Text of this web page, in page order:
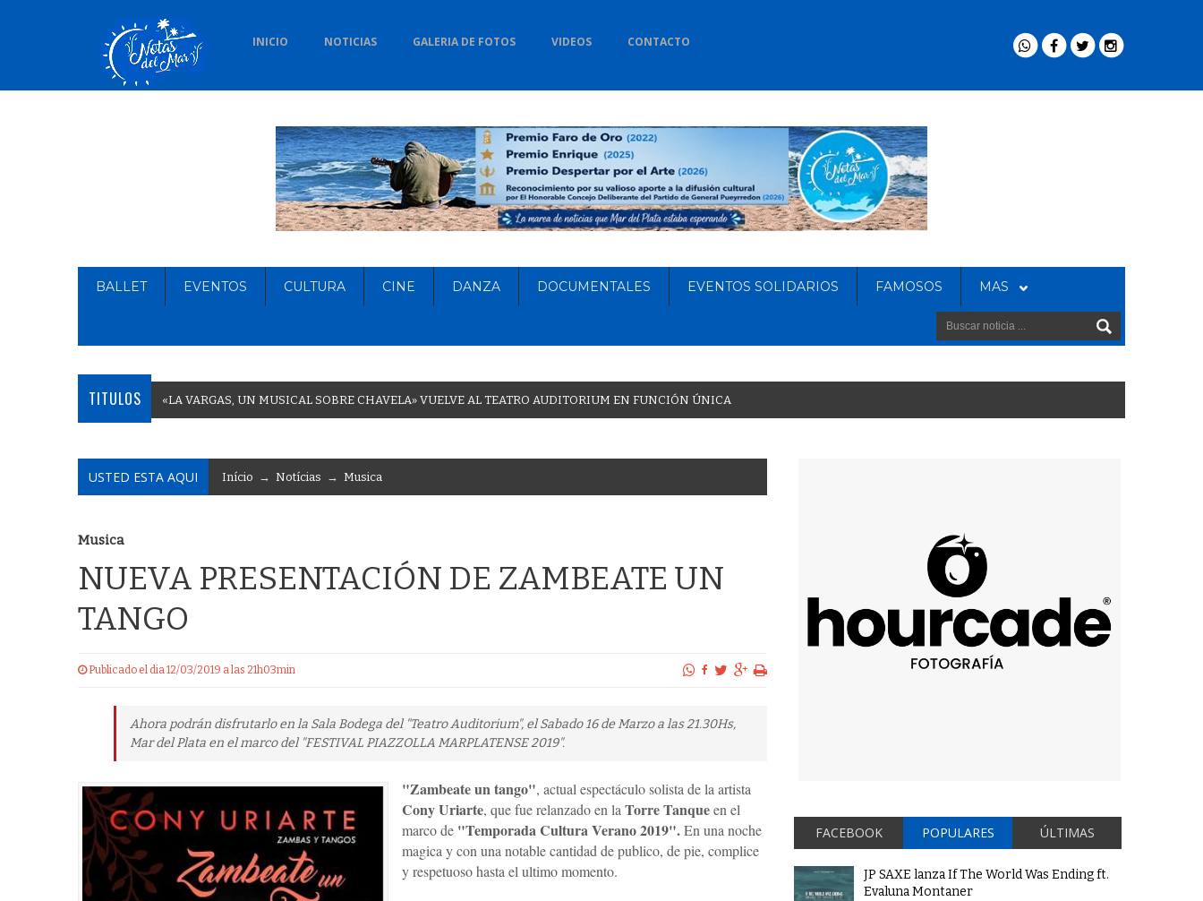
INICIO NOTICIAS GALERIA DE FOTOS VIDEOS CONTACTO
BALLET EVENTOS CULTURA CINE DANZA DOCUMENTALES EVENTOS SOLIDARIOS FAMOSOS MAS
TITULOS «LA VARGAS, UN MUSICAL SOBRE CHAVELA» VUELVE AL TEATRO AUDITORIUM EN FUNCIÓN ÚNICA
USTED ESTA AQUI Início → Notícias → Musica
Musica
NUEVA PRESENTACIÓN DE ZAMBEATE UN
TANGO
Publicado el dia 12/03/2019 a las 21h03min
Ahora podrán disfrutarlo en la Sala Bodega del "Teatro Auditorium", el Sabado 16 de Marzo a las 21.30Hs,
Mar del Plata en el marco del "FESTIVAL PIAZZOLLA MARPLATENSE 2019".
"Zambeate un tango", actual espectáculo solista de la artista
Cony Uriarte, que fue relanzado en laTorre Tanqueen el
marco de "Temporada Cultura Verano 2019".En una noche
magica y con una notable cantidad de publico, de pie, complice
y respetuoso hasta el ultimo momento.
FACEBOOK POPULARES ÚLTIMAS
JP SAXE lanza If The World Was Ending ft.
Evaluna Montaner